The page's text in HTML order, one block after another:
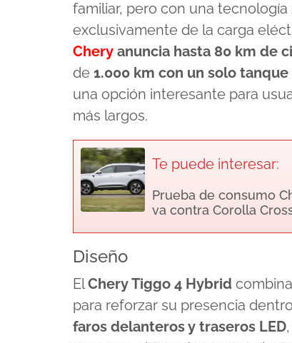
familiar, pero con una
exclusivamente de la carga
Chery anuncia hasta 80 km de
de 1.000 km con un solo
una opción interesante para
más largos.
Te puede interesar:
Prueba de consumo
va contra Corolla
Diseño
ElChery Tiggo 4 Hybrid
para reforzar su presencia
faros delanteros y traseros LED,